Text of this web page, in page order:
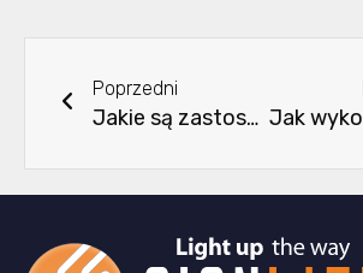
Poprzedni
Jakie są zastosowania świateł profilowych LED?